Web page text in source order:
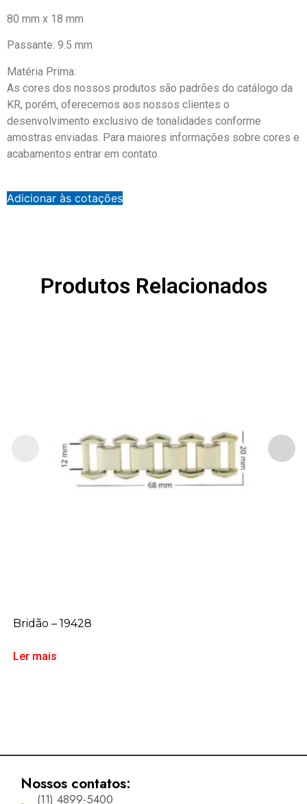
80 mm x 18 mm
Passante: 9.5 mm
Matéria Prima:
As cores dos nossos produtos são padrões do catálogo da
KR, porém, oferecemos aos nossos clientes o
desenvolvimento exclusivo de tonalidades conforme
amostras enviadas. Para maiores informações sobre cores e
acabamentos entrar em contato.
Adicionar às cotações
Produtos Relacionados
Bridão – 19428
Ler mais
Nossos contatos:
(11) 4899-5400